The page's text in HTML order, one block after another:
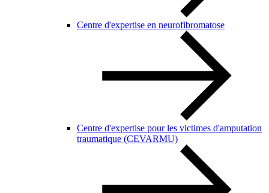
Centre d'expertise en neurofibromatose
Centre d'expertise pour les victimes d'amputation
traumatique (CEVARMU)